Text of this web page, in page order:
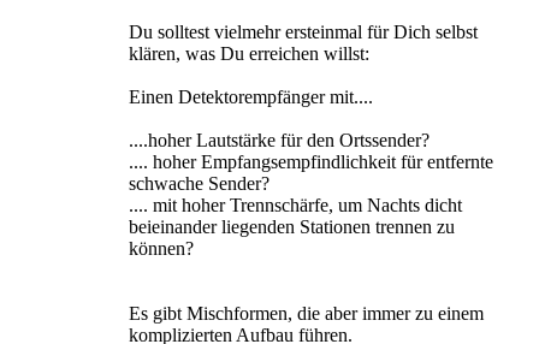
Du solltest vielmehr ersteinmal für Dich selbst
klären, was Du erreichen willst:
Einen Detektorempfänger mit....
....hoher Lautstärke für den Ortssender?
.... hoher Empfangsempfindlichkeit für entfernte
schwache Sender?
.... mit hoher Trennschärfe, um Nachts dicht
beieinander liegenden Stationen trennen zu
können?
Es gibt Mischformen, die aber immer zu einem
komplizierten Aufbau führen.